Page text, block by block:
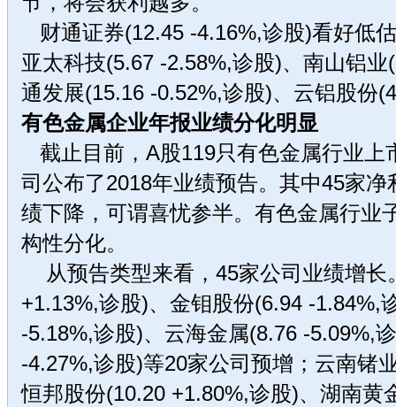
财通证券(12.45 -4.16%,诊股)看好低
亚太科技(5.67 -2.58%,诊股)、南山铝
通发展(15.16 -0.52%,诊股)、云铝股份
有色金属企业年报业绩分化明显
截止目前，A股119只有色金属行业上
司公布了2018年业绩预告。其中45家
绩下降，可谓喜忧参半。有色金属行业
构性分化。
从预告类型来看，45家公司业绩增长
+1.13%,诊股)、金钼股份(6.94 -1.84%,
-5.18%,诊股)、云海金属(8.76 -5.09%,
-4.27%,诊股)等20家公司预增；云南锗
恒邦股份(10.20 +1.80%,诊股)、湖南黄